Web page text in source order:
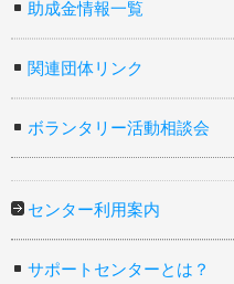
助成金情報一覧
関連団体リンク
ボランタリー活動相談会
センター利用案内
サポートセンターとは？